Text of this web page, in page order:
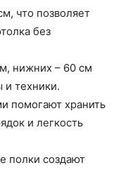
что позволяет
без
нижних – 60 см
и техники.
помогают хранить
и легкость
полки создают